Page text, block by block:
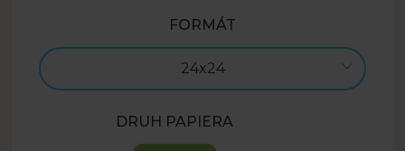
FORMÁT
24x24
DRUH PAPIERA